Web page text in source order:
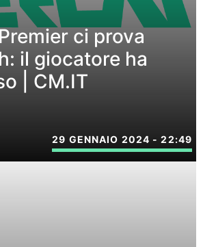
ci prova
il giocatore ha
| CM.IT
29 GENNAIO 2024 - 22:49